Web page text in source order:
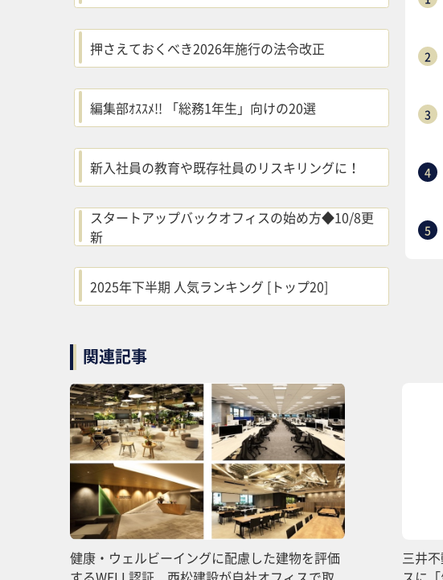
押さえておくべき2026年施行の法令改正
編集部ｵｽｽﾒ!! 「総務1年生」向けの20選
新入社員の教育や既存社員のリスキリングに！
スタートアップバックオフィスの始め方◆10/8更
新
2025年下半期 人気ランキング [トップ20]
関連記事
健康・ウェルビーイングに配慮した建物を評価
三井